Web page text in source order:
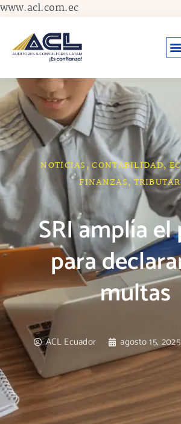
www.acl.com.ecIr
contenido
NOTICIAS,CONTABILIDAD,
FINANZAS,
SRI amplía el
para
multas
ACL Ecuador agosto 15, 2025